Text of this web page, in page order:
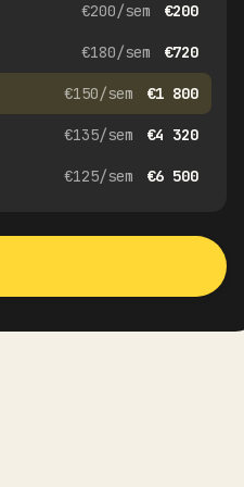
€200/sem €200
€180/sem €720
€150/sem €1 800
€135/sem €4 320
€125/sem €6 500